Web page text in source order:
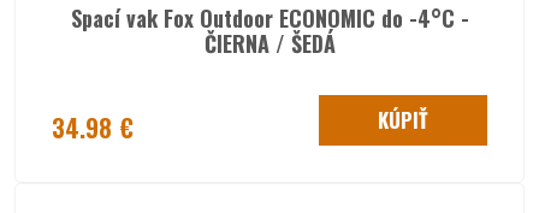
Spací vak Fox Outdoor ECONOMIC do -4°C -
ČIERNA / ŠEDÁ
34.98 € KÚPIŤ